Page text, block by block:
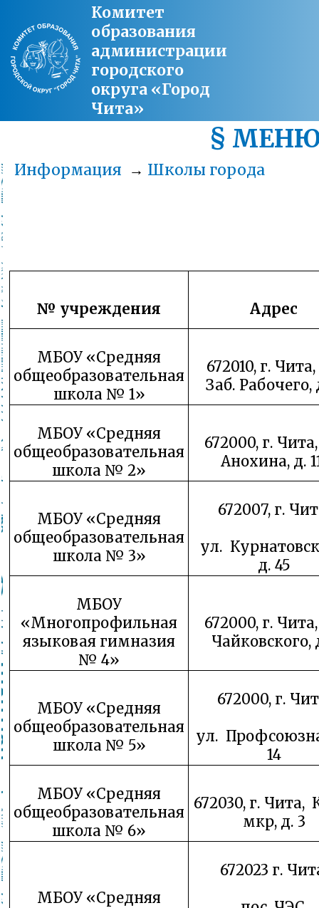
Комитет
образования
администрации
городского
округа «Город
Чита»
§
Информация → Школы города
№ учреждения Адрес
МБОУ «Средняя
общеобразовательная
школа № 1»
672010, г.
Заб. Рабочего,
МБОУ «Средняя
общеобразовательная
школа № 2»
672000, г.
Анохина, д.
МБОУ «Средняя
общеобразовательная
школа № 3»
672007, г.
ул.
д. 45
МБОУ
«Многопрофильная
языковая гимназия
№ 4»
672000, г.
Чайковского,
МБОУ «Средняя
общеобразовательная
школа № 5»
672000, г.
ул.
14
МБОУ «Средняя
общеобразовательная
школа № 6»
672030, г. Чита,
мкр, д. 3
МБОУ «Средняя
672023 г.